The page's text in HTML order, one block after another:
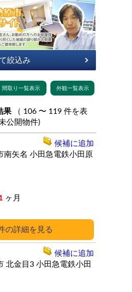
果
公開物件)
詳細
南矢名 小田急電鉄小田原
ヶ月
候補に追加
北金目3 小田急電鉄小田
候補に追加